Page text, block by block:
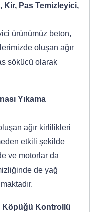
Kir, Pas Temizleyici,
ürünümüz beton,
oluşan ağır
sökücü olarak
Yıkama
ağır kirlilikleri
etkili şekilde
ve motorlar da
de yağ
Köpüğü Kontrollü